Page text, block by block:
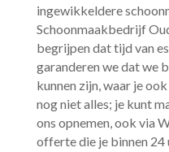
ingewikkeldere
Schoonmaakbedrijf
begrijpen dat tijd van
garanderen we dat we
kunnen zijn, waar je
nog niet alles; je kunt
ons opnemen, ook via
offerte die je binnen 24